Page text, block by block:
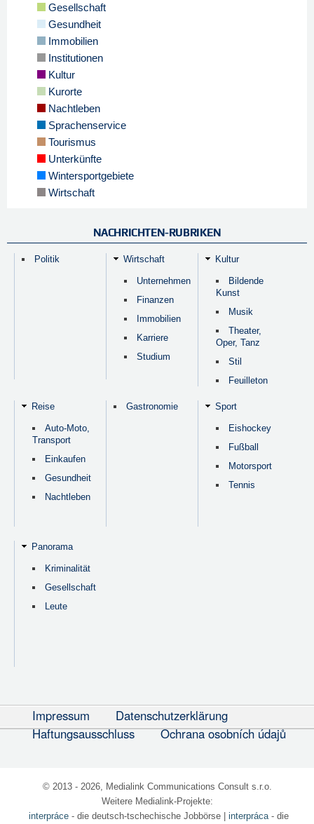
Gesellschaft
Gesundheit
Immobilien
Institutionen
Kultur
Kurorte
Nachtleben
Sprachenservice
Tourismus
Unterkünfte
Wintersportgebiete
Wirtschaft
NACHRICHTEN-RUBRIKEN
Politik Wirtschaft
Unternehmen
Finanzen
Immobilien
Karriere
Studium
Kultur
Bildende
Kunst
Musik
Theater,
Oper, Tanz
Stil
Feuilleton
Reise
Auto-Moto,
Transport
Einkaufen
Gesundheit
Nachtleben
Gastronomie Sport
Eishockey
Fußball
Motorsport
Tennis
Panorama
Kriminalität
Gesellschaft
Leute
Impressum
Datenschutzerklärung
Haftungsausschluss
Ochrana osobních údajů
© 2013 - 2026, Medialink Communications Consult s.r.o.
Weitere Medialink-Projekte:
interpráce- die deutsch-tschechische Jobbörse| interpráca- die